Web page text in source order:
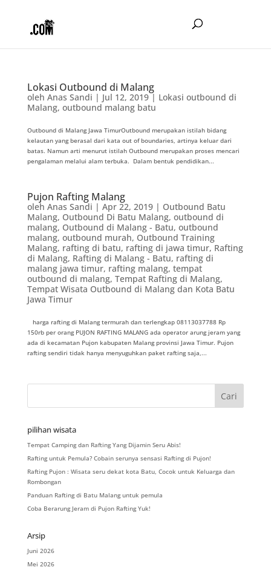
Lokasi Outbound di Malang
oleh Anas Sandi | Jul 12, 2019| Lokasi outbound di
Malang, outbound malang batu
Outbound di Malang Jawa TimurOutbound merupakan istilah bidang
kelautan yang berasal dari kata out of boundaries, artinya keluar dari
batas. Namun arti menurut istilah Outbound merupakan proses mencari
pengalaman melalui alam terbuka. Dalam bentuk pendidikan...
Pujon Rafting Malang
oleh Anas Sandi | Apr 22, 2019| Outbound Batu
Malang, Outbound Di Batu Malang, outbound di
malang, Outbound di Malang - Batu, outbound
malang, outbound murah, Outbound Training
Malang, rafting di batu, rafting di jawa timur, Rafting
di Malang, Rafting di Malang - Batu, rafting di
malang jawa timur, rafting malang, tempat
outbound di malang, Tempat Rafting di Malang,
Tempat Wisata Outbound di Malang dan Kota Batu
Jawa Timur
harga rafting di Malang termurah dan terlengkap 08113037788 Rp
150rb per orang PUJON RAFTING MALANG ada operator arung jeram yang
ada di kecamatan Pujon kabupaten Malang provinsi Jawa Timur. Pujon
rafting sendiri tidak hanya menyuguhkan paket rafting saja,...
pilihan wisata
Tempat Camping dan Rafting Yang Dijamin Seru Abis!
Rafting untuk Pemula? Cobain serunya sensasi Rafting di Pujon!
Rafting Pujon : Wisata seru dekat kota Batu, Cocok untuk Keluarga dan
Rombongan
Panduan Rafting di Batu Malang untuk pemula
Coba Berarung Jeram di Pujon Rafting Yuk!
Arsip
Juni 2026
Mei 2026